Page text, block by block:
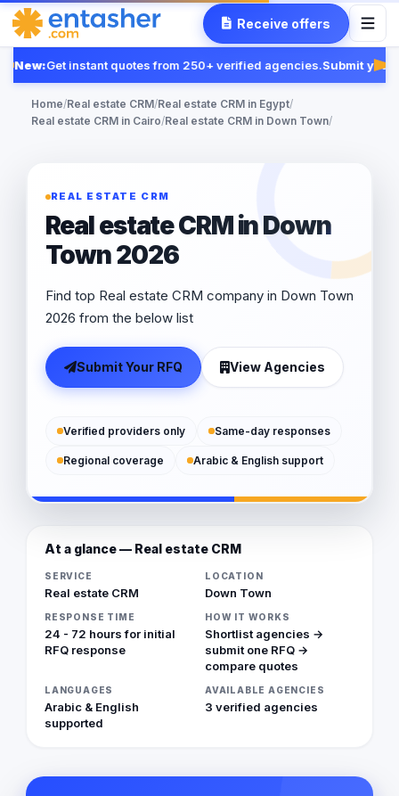
Receive offers
New:Get instant quotes from 250+ verified agencies.Submit your
Home/Real estate CRM/Real estate CRM in Egypt/
Real estate CRM in Cairo/Real estate CRM in Down Town/
REAL ESTATE CRM
Real estate CRM in Down
Town 2026
Find top Real estate CRM company in Down Town
2026 from the below list
Submit Your RFQ View Agencies
Verified providers only Same-day responses
Regional coverage Arabic & English support
At a glance — Real estate CRM
SERVICE
Real estate CRM
LOCATION
Down Town
RESPONSE TIME
24 - 72 hours for initial
RFQ response
HOW IT WORKS
Shortlist agencies →
submit one RFQ →
compare quotes
LANGUAGES
Arabic & English
supported
AVAILABLE AGENCIES
3 verified agencies